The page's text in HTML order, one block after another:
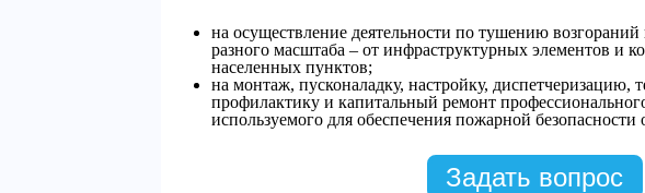
на осуществление деятельности по тушению
разного масштаба – от инфраструктурных элементов и
населенных пунктов;
на монтаж, пусконаладку, настройку, диспетчеризацию,
профилактику и капитальный ремонт
используемого для обеспечения пожарной безопасности
Задать вопрос